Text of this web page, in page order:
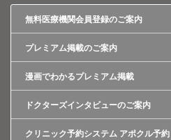
無料医療機関会員登録のご案内
プレミアム掲載のご案内
漫画でわかるプレミアム掲載
ドクターズインタビューのご案内
クリニック予約システム アポクル予約